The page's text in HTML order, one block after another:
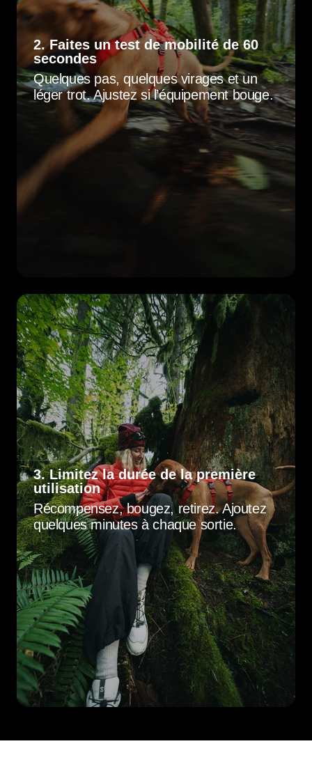
2. Faites un test de mobilité de 60
secondes
Quelques pas, quelques virages et un
léger trot. Ajustez si l’équipement bouge.
3. Limitez la durée de la première
utilisation
Récompensez, bougez, retirez. Ajoutez
quelques minutes à chaque sortie.